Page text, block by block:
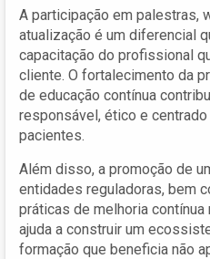
A participação em palestras,
atualização é um diferencial
capacitação do profissional
cliente. O fortalecimento da
de educação contínua
responsável, ético e
pacientes.
Além disso, a promoção de
entidades reguladoras, bem
práticas de melhoria
ajuda a construir um
formação que beneficia não